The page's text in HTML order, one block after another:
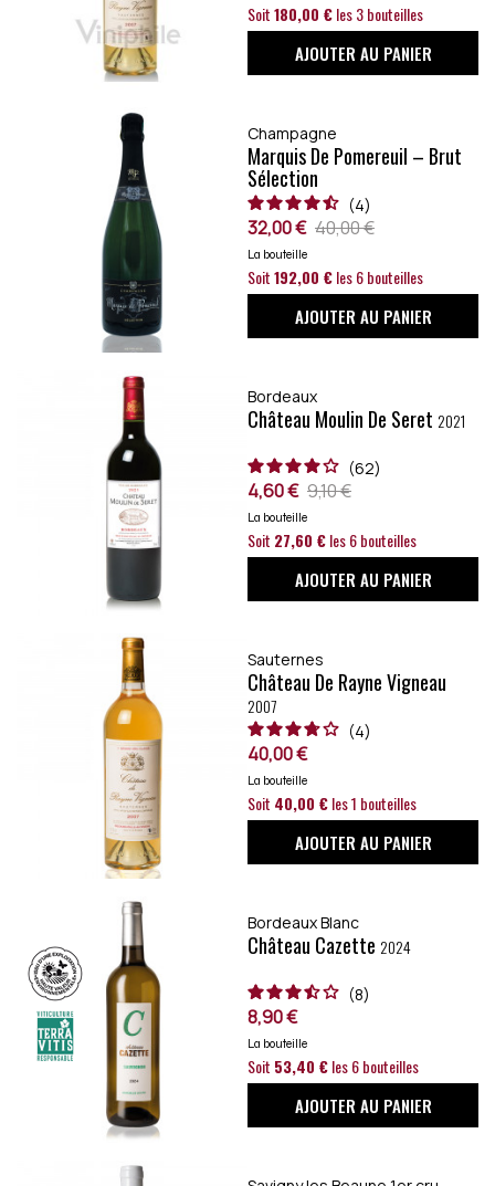
Soit180,00 €les 3 bouteilles
AJOUTER AU PANIER
Champagne
Marquis De Pomereuil – Brut
Sélection
4
32,00 € 40,00 €
La bouteille
Soit192,00 €les 6 bouteilles
AJOUTER AU PANIER
Bordeaux
Château Moulin De Seret 2021
62
4,60 € 9,10 €
La bouteille
Soit 27,60 €les 6 bouteilles
AJOUTER AU PANIER
Sauternes
Château De Rayne Vigneau
2007
4
40,00 €
La bouteille
Soit 40,00 €les 1 bouteilles
AJOUTER AU PANIER
Bordeaux Blanc
Château Cazette 2024
8
8,90 €
La bouteille
Soit 53,40 €les 6 bouteilles
AJOUTER AU PANIER